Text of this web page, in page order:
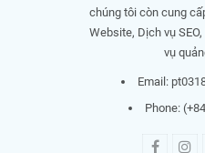
chúng tôi còn cung
Website, Dịch vụ
vụ
Email:
Phone: